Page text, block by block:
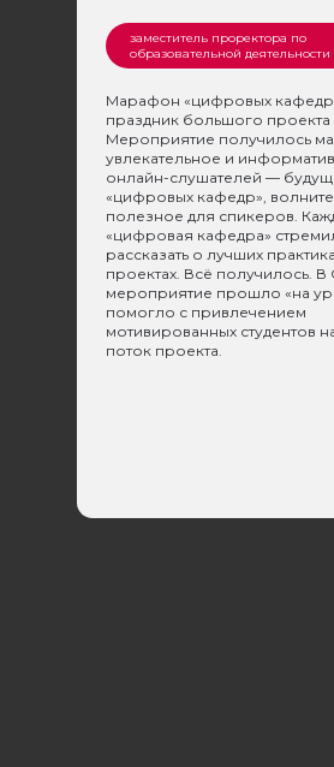
Марафон «цифровых
праздник большого проекта
Мероприятие получилось
увлекательное и
онлайн-слушателей —
«цифровых кафедр»,
полезное для спикеров.
«цифровая кафедра»
рассказать о лучших
проектах. Всё получилось.
мероприятие прошло «на
помогло с привлечением
мотивированных студентов
поток проекта.
заместитель проректора по
образовательной